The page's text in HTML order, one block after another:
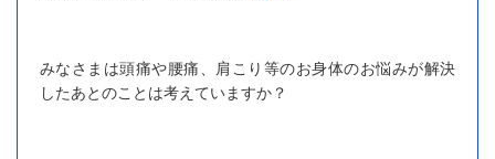
みなさまは頭痛や腰痛、肩こり等のお身体のお悩みが解決
したあとのことは考えていますか？